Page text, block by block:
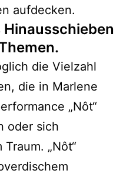
aufdecken.
Hinausschieben
die Vielzahl
die in Marlene
„Nôt“
oder sich
„Nôt“